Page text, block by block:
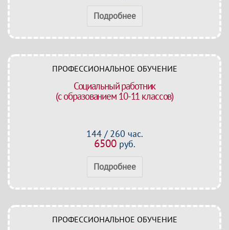
Подробнее
ПРОФЕССИОНАЛЬНОЕ ОБУЧЕНИЕ
Социальный работник
(с образованием 10-11 классов)
144 / 260 час.
6500руб.
Подробнее
ПРОФЕССИОНАЛЬНОЕ ОБУЧЕНИЕ